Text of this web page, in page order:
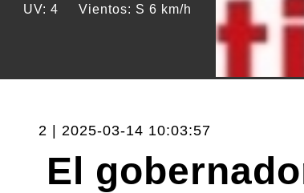
UV: 4 Vientos: S 6 km/h
2 | 2025-03-14 10:03:57
El